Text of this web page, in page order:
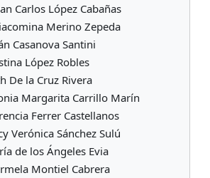
Carlos López Cabañas
Merino Zepeda
Casanova Santini
López Robles
De la Cruz Rivera
Margarita Carrillo Marín
Ferrer Castellanos
Verónica Sánchez Sulú
de los Ángeles Evia
Montiel Cabrera